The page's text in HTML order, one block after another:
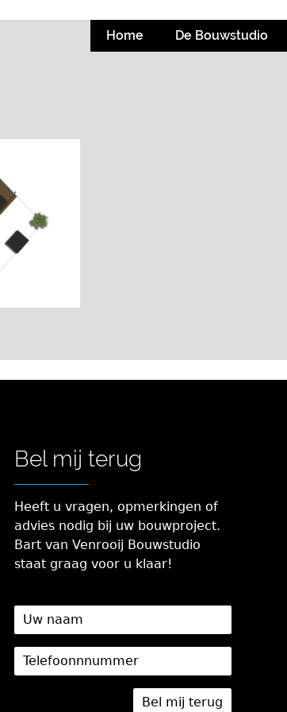
Home De Bouwstudio
Bel mij terug
Heeft u vragen, opmerkingen of
advies nodig bij uw bouwproject.
Bart van Venrooij Bouwstudio
staat graag voor u klaar!